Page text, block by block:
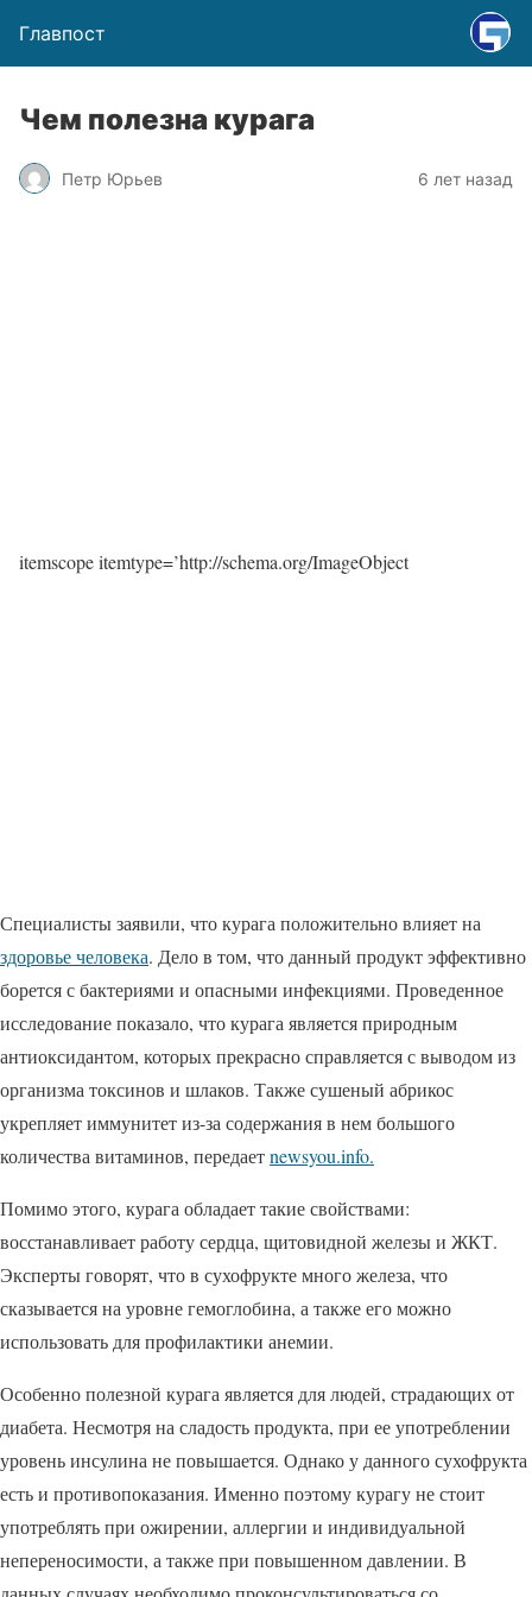
Главпост
Чем полезна курага
Петр Юрьев 6 лет назад
itemscope itemtype=’http://schema.org/ImageObject
Специалисты заявили, что курага положительно влияет на
здоровье человека. Дело в том, что данный продукт эффективно
борется с бактериями и опасными инфекциями. Проведенное
исследование показало, что курага является природным
антиоксидантом, которых прекрасно справляется с выводом из
организма токсинов и шлаков. Также сушеный абрикос
укрепляет иммунитет из-за содержания в нем большого
количества витаминов, передаетnewsyou.info.
Помимо этого, курага обладает такие свойствами:
восстанавливает работу сердца, щитовидной железы и ЖКТ.
Эксперты говорят, что в сухофрукте много железа, что
сказывается на уровне гемоглобина, а также его можно
использовать для профилактики анемии.
Особенно полезной курага является для людей, страдающих от
диабета. Несмотря на сладость продукта, при ее употреблении
уровень инсулина не повышается. Однако у данного сухофрукта
есть и противопоказания. Именно поэтому курагу не стоит
употреблять при ожирении, аллергии и индивидуальной
непереносимости, а также при повышенном давлении. В